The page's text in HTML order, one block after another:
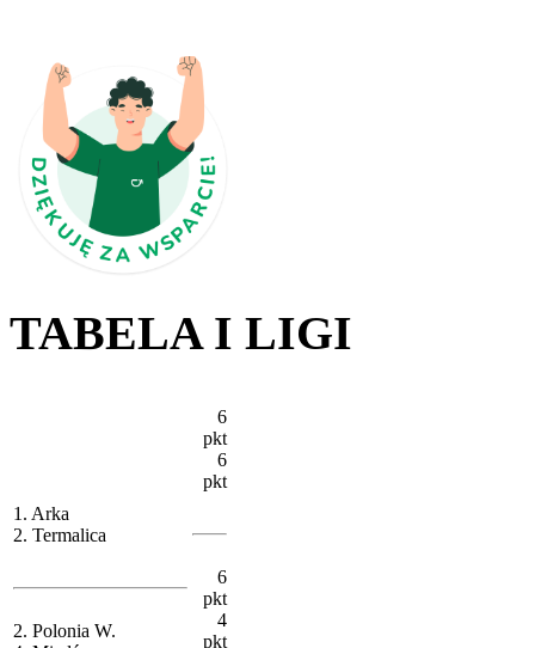
TABELA I LIGI
1. Arka
2. Termalica
2. Polonia W.
6
pkt
6
pkt
6
pkt
4
pkt